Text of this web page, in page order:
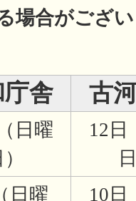
場合がござ
舎 古
日曜
12日
日曜 10日